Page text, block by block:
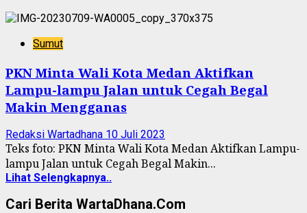
Sumut
PKN Minta Wali Kota Medan Aktifkan
Lampu-lampu Jalan untuk Cegah Begal
Makin Mengganas
Redaksi Wartadhana 10 Juli 2023
Teks foto: PKN Minta Wali Kota Medan Aktifkan Lampu-
lampu Jalan untuk Cegah Begal Makin...
Lihat Selengkapnya..
Cari Berita WartaDhana.Com